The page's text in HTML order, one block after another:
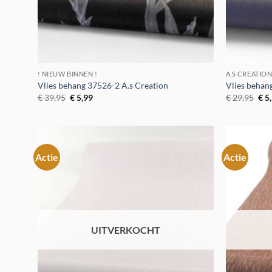
! NIEUW BINNEN !
Vlies behang 37526-2 A.s Creation
€39,95 Oorspronkelijke
prijs
€5,99Huidige
A.S
Vlies
€29,95
prijs
€
Actie
UITVERKOCHT
Actie